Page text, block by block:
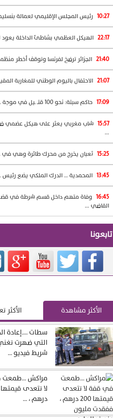
10:27 رئيس المجلس الإقليمي لعمالة
22:17 الهيكل العظمي بشاطئ الداخلة يعود
21:40 الجزائر ترضخ لفرنسا وتوقف أخطر
21:07 الاحتفال باليوم الوطني للمغاربة
17:09 حاكم سبتة: نحو 100 قتــ ـيل في موجة ...
15:57 شاب مغربي يعثر على هيكل عضمي
...
15:25 ثعبان يخرج من محرك طائرة وهي في
13:45 المحمدية … الدرك الملكي يضع رئيس
16:45 وفاة متهم داخل قسم شرطة في
القاضي ...
تابعونا
الأكثر مشاهدة
الأكثر
سطات ….إعادة
التي ضهرت
شريط فيديو ...
مراكش
درهم ، ...